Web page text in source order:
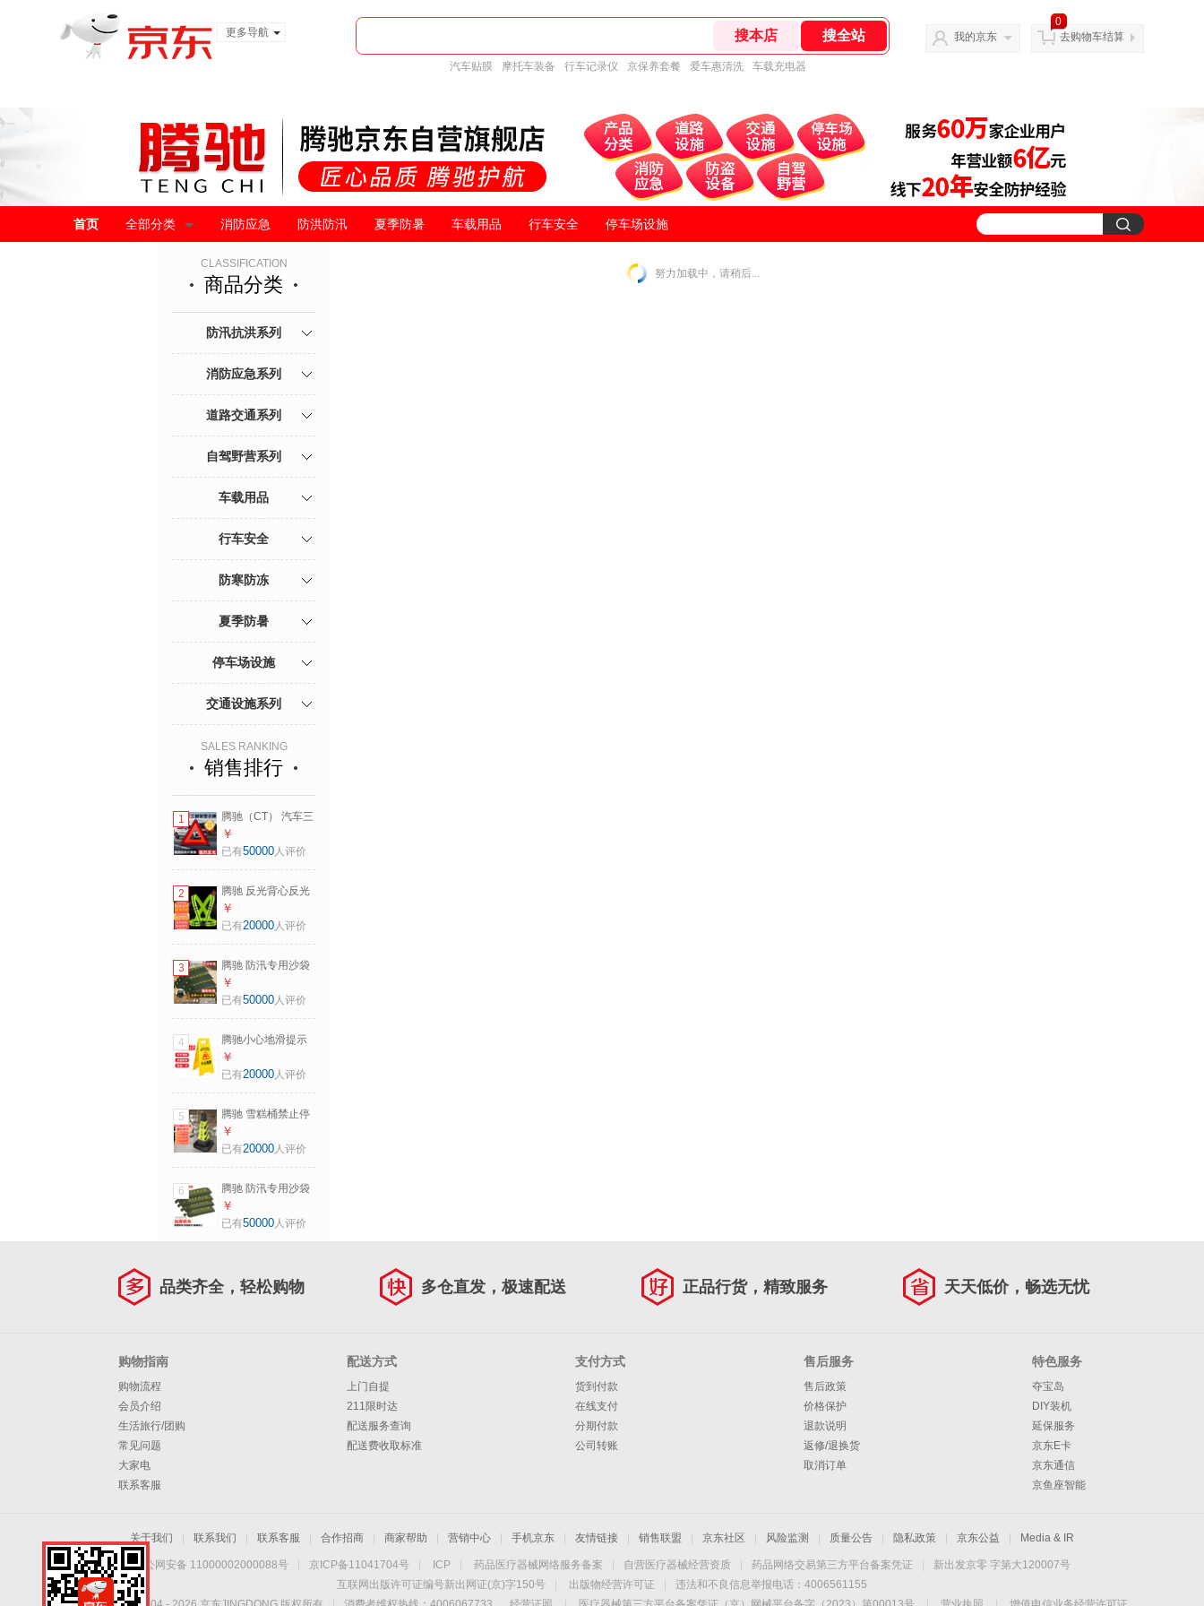
更多导航
汽车贴膜 摩托车装备 行车记录仪 京保养套餐 爱车惠清洗 车载充电器
我的京东
0
去购物车结算
首页 全部分类 消防应急 防洪防汛 夏季防暑 车载用品 行车安全 停车场设施
CLASSIFICATION
商品分类
防汛抗洪系列
消防应急系列
道路交通系列
自驾野营系列
车载用品
行车安全
防寒防冻
夏季防暑
停车场设施
交通设施系列
SALES RANKING
销售排行
1
腾驰（CT） 汽车三
脚架警示牌 国标车
载三角反光支架停
￥
已有50000人评价
2
腾驰 反光背心反光
背带跑步运动安全
警示弹力带环卫马
￥
已有20000人评价
3
腾驰 防汛专用沙袋
防洪水挡水板沙袋
消防防汛物资
￥
已有50000人评价
4
腾驰小心地滑提示
牌A字告示牌 塑料
立牌 防滑警示牌
￥
已有20000人评价
5
腾驰 雪糕桶禁止停
车桩警示牌 橡胶反
光路障锥隔离墩雪
￥
已有20000人评价
6
腾驰 防汛专用沙袋
防水抗洪物业消防
堵水不含沙
￥
已有50000人评价
努力加载中，请稍后...
品类齐全，轻松购物 多仓直发，极速配送 正品行货，精致服务 天天低价，畅选无忧
购物指南
购物流程
会员介绍
生活旅行/团购
常见问题
大家电
联系客服
配送方式
上门自提
211限时达
配送服务查询
配送费收取标准
支付方式
货到付款
在线支付
分期付款
公司转账
售后服务
售后政策
价格保护
退款说明
返修/退换货
取消订单
特色服务
夺宝岛
DIY装机
延保服务
京东E卡
京东通信
京鱼座智能
关于我们 联系我们 联系客服 合作招商 商家帮助 营销中心 手机京东 友情链接 销售联盟 京东社区 风险监测 质量公告 隐私政策 京东公益 Media & IR
京公网安备 11000002000088号 京ICP备11041704号 ICP 药品医疗器械网络服务备案 自营医疗器械经营资质 药品网络交易第三方平台备案凭证
新出发京零 字第大120007号
互联网出版许可证编号新出网证(京)字150号
出版物经营许可证
违法和不良信息举报电话：4006561155